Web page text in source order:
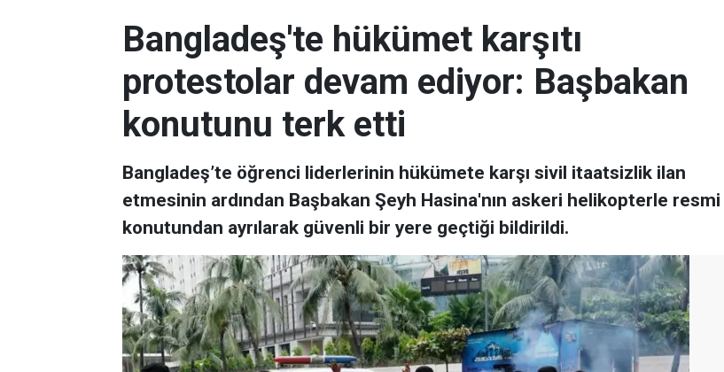
Bangladeş'te hükümet karşıtı
protestolar devam ediyor: Başbakan
konutunu terk etti
Bangladeş’te öğrenci liderlerinin hükümete karşı sivil itaatsizlik ilan
etmesinin ardından Başbakan Şeyh Hasina'nın askeri helikopterle resmi
konutundan ayrılarak güvenli bir yere geçtiği bildirildi.